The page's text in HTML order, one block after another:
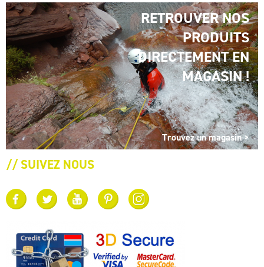
RETROUVER NOS
PRODUITS
DIRECTEMENT EN
MAGASIN !
Trouvez un magasin >
// SUIVEZ NOUS